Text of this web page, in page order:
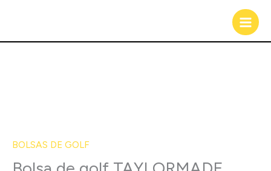
contenido
BOLSAS DE GOLF